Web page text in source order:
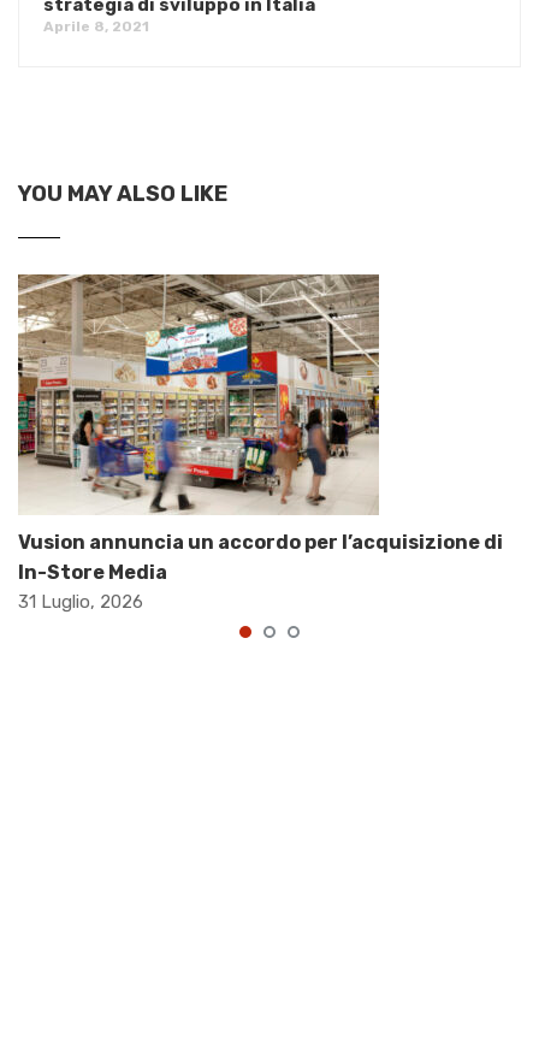
strategia di sviluppo in Italia
Aprile 8, 2021
YOU MAY ALSO LIKE
Vusion annuncia un accordo per l’acquisizione di
In-Store Media
31 Luglio, 2026